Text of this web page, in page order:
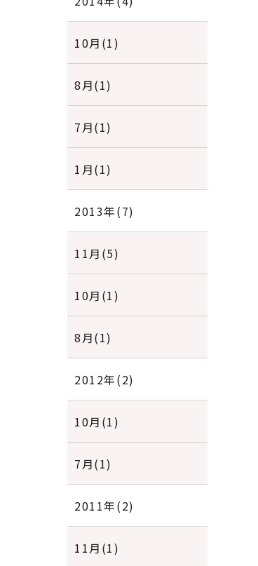
10月(1)
8月(1)
7月(1)
1月(1)
2013年(7)
11月(5)
10月(1)
8月(1)
2012年(2)
10月(1)
7月(1)
2011年(2)
11月(1)